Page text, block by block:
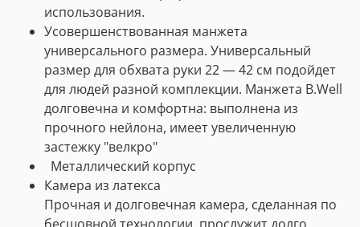
использования.
Усовершенствованная манжета
универсального размера. Универсальный
размер для обхвата руки 22 — 42 см подойдет
для людей разной комплекции. Манжета B.Well
долговечна и комфортна: выполнена из
прочного нейлона, имеет увеличенную
застежку "велкро"
Металлический корпус
Камера из латекса
Прочная и долговечная камера, сделанная по